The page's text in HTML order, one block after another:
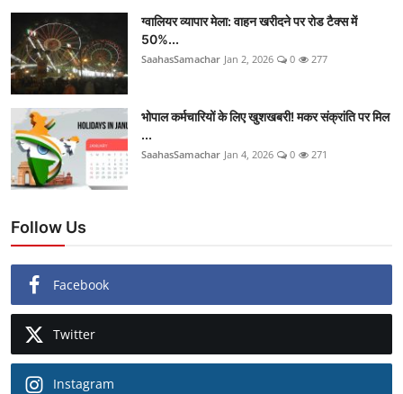
ग्वालियर व्यापार मेला: वाहन खरीदने पर रोड टैक्स में
50%...
SaahasSamachar Jan 2, 2026 0 277
भोपाल कर्मचारियों के लिए खुशखबरी! मकर संक्रांति पर मिल
...
SaahasSamachar Jan 4, 2026 0 271
Follow Us
Facebook
Twitter
Instagram